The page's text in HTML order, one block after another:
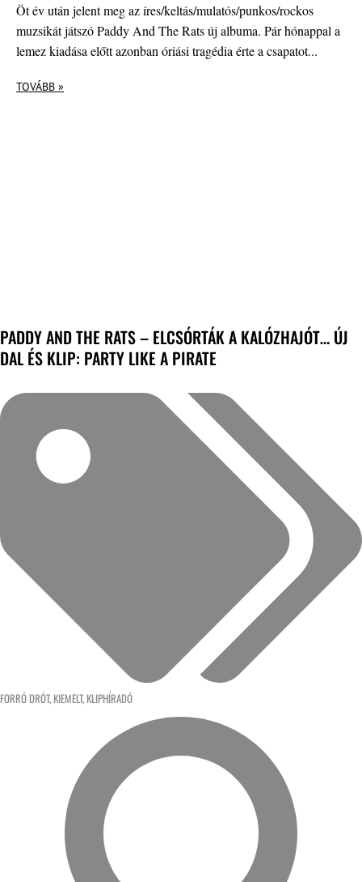
Öt év után jelent meg az íres/keltás/mulatós/punkos/rockos
muzsikát játszó Paddy And The Rats új albuma. Pár hónappal a
lemez kiadása előtt azonban óriási tragédia érte a csapatot...
TOVÁBB »
PADDY AND THE RATS – ELCSÓRTÁK A KALÓZHAJÓT… ÚJ
DAL ÉS KLIP: PARTY LIKE A PIRATE
FORRÓ DRÓT, KIEMELT, KLIPHÍRADÓ